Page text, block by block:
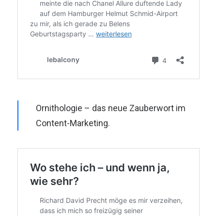
Ornithologie – das neue Zauberwort im
Content-Marketing.